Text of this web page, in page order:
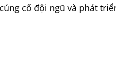
cố đội ngũ và phát